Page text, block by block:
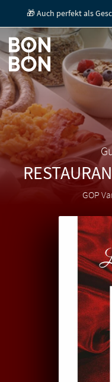
GUTSCHEIN EINLÖSEN
FÜR FIRMEN/
FÜR GASTRONOMEN
🎁 Auch perfekt als
GOP